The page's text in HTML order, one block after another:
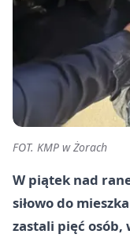
FOT. KMP w Żorach
W piątek nad
siłowo do
zastali pięć osób,